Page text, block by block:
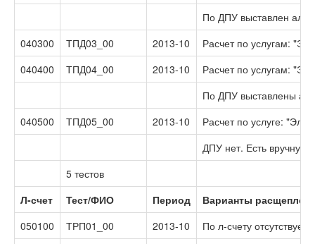
По ДПУ выставлен
040300
ТПД03_00 2013-10
Расчет по услугам:
040400
ТПД04_00 2013-10
Расчет по услугам:
По ДПУ выставлены
040500
ТПД05_00 2013-10
Расчет по услуге:
ДПУ нет. Есть вручную
5 тестов
Л-счет
Тест/ФИО Период
Варианты
050100
ТРП01_00 2013-10
По л-счету